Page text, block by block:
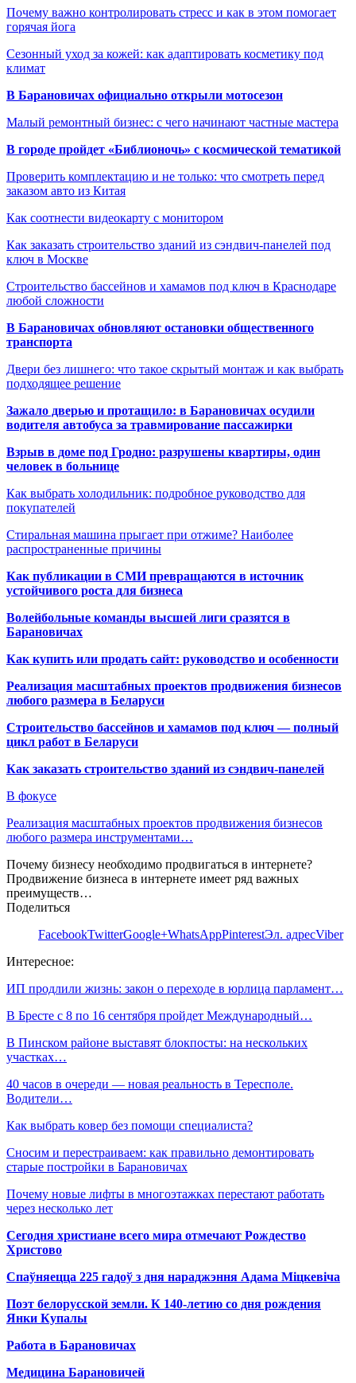
Почему важно контролировать стресс и как в этом помогает
горячая йога
Сезонный уход за кожей: как адаптировать косметику под
климат
В Барановичах официально открыли мотосезон
Малый ремонтный бизнес: с чего начинают частные мастера
В городе пройдет «Библионочь» с космической тематикой
Проверить комплектацию и не только: что смотреть перед
заказом авто из Китая
Как соотнести видеокарту с монитором
Как заказать строительство зданий из сэндвич-панелей под
ключ в Москве
Строительство бассейнов и хамамов под ключ в Краснодаре
любой сложности
В Барановичах обновляют остановки общественного
транспорта
Двери без лишнего: что такое скрытый монтаж и как выбрать
подходящее решение
Зажало дверью и протащило: в Барановичах осудили
водителя автобуса за травмирование пассажирки
Взрыв в доме под Гродно: разрушены квартиры, один
человек в больнице
Как выбрать холодильник: подробное руководство для
покупателей
Стиральная машина прыгает при отжиме? Наиболее
распространенные причины
Как публикации в СМИ превращаются в источник
устойчивого роста для бизнеса
Волейбольные команды высшей лиги сразятся в
Барановичах
Как купить или продать сайт: руководство и особенности
Реализация масштабных проектов продвижения бизнесов
любого размера в Беларуси
Строительство бассейнов и хамамов под ключ — полный
цикл работ в Беларуси
Как заказать строительство зданий из сэндвич-панелей
В фокусе
Реализация масштабных проектов продвижения бизнесов
любого размера инструментами…
Почему бизнесу необходимо продвигаться в интернете?
Продвижение бизнеса в интернете имеет ряд важных
преимуществ…
Поделиться
FacebookTwitterGoogle+WhatsAppPinterestЭл. адресViber
Интересное:
ИП продлили жизнь: закон о переходе в юрлица парламент…
В Бресте с 8 по 16 сентября пройдет Международный…
В Пинском районе выставят блокпосты: на нескольких
участках…
40 часов в очереди — новая реальность в Тересполе.
Водители…
Как выбрать ковер без помощи специалиста?
Сносим и перестраиваем: как правильно демонтировать
старые постройки в Барановичах
Почему новые лифты в многоэтажках перестают работать
через несколько лет
Сегодня христиане всего мира отмечают Рождество
Христово
Спаўняецца 225 гадоў з дня нараджэння Адама Міцкевіча
Поэт белорусской земли. К 140-летию со дня рождения
Янки Купалы
Работа в Барановичах
Медицина Барановичей